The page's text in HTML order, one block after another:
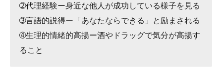
➁代理経験ー身近な他人が成功している様子を見る
➂言語的説得ー「あなたならできる」と励まされる
➃生理的情緒的高揚ー酒やドラッグで気分が高揚す
ること